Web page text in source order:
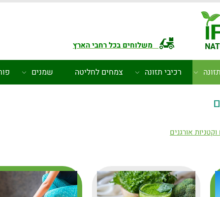
משלוחים בכל רחבי הארץ
תזונה רכיבי תזונה צמחים לחליטה שמנים
וקטניות אורגנים